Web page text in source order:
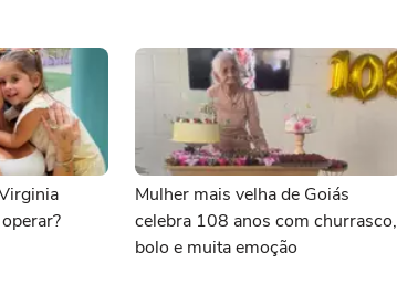
Mulher mais velha de Goiás
celebra 108 anos com churrasco,
bolo e muita emoção